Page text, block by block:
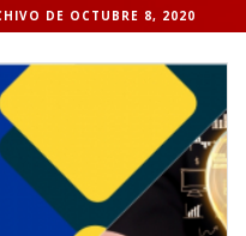
DE OCTUBRE 8, 2020